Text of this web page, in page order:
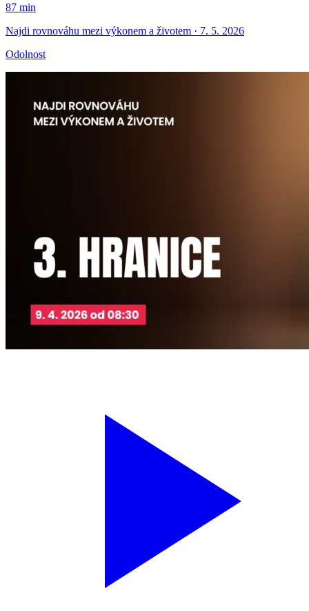
87 min
Najdi rovnováhu mezi výkonem a životem · 7. 5. 2026
Odolnost